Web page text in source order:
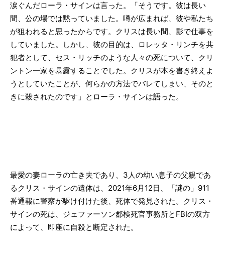
涙ぐんだローラ・サインは言った。「そうです。彼は長い
間、公の場では黙っていました。噂が広まれば、彼や私たち
が狙われると思ったからです。クリスは長い間、影で仕事を
していました。しかし、彼の目的は、ロレッタ・リンチを共
犯者として、セス・リッチのような人々の死について、クリ
ントン一家を暴露することでした。クリスが本を書き終えよ
うとしていたことが、何らかの方法でバレてしまい、そのと
きに殺されたのです」とローラ・サインは語った。
最愛の妻ローラの亡き夫であり、3人の幼い息子の父親であ
るクリス・サインの遺体は、2021年6月12日、「謎の」911
番通報に警察が駆け付けた後、死体で発見された。クリス・
サインの死は、ジェファーソン郡検死官事務所とFBIの双方
によって、即座に自殺と断定された。